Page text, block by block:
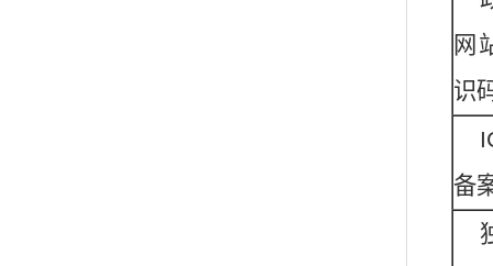
网
识
备